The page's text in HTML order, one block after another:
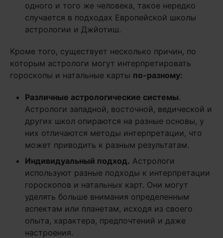
одного и того же человека, такое нередко
случается в подходах Европейской школы
астрологии и Джйотиш.
Кроме того, существует несколько причин, по
которым астрологи могут интерпретировать
гороскопы и натальные карты по-разному:
Различные астрологические системы.
Астрологи западной, восточной, ведической и
других школ опираются на разные основы, у
них отличаются методы интерпретации, что
может приводить к разным результатам.
Индивидуальный подход. Астрологи
используют разные подходы к интерпретации
гороскопов и натальных карт. Они могут
уделять больше внимания определенным
аспектам или планетам, исходя из своего
опыта, характера, предпочтений и даже
настроения.